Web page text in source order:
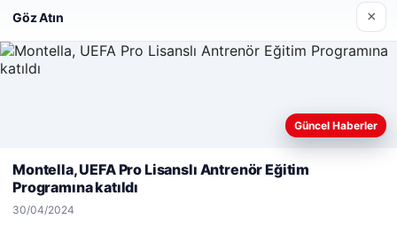
Hastaş Beton
26/05/2026
© 2026 Kimce – Güncel Haberler
Web sitemizi nasıl kullandığınızı daha iyi anlayabilmek,
kullanıyoruz.Çerez Politikamız
Reddet
Göz Atın ×
Güncel Haberler
Montella, UEFA Pro Lisanslı Antrenör Eğitim
Programına katıldı
30/04/2024